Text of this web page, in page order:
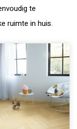
te
ruimte in huis.